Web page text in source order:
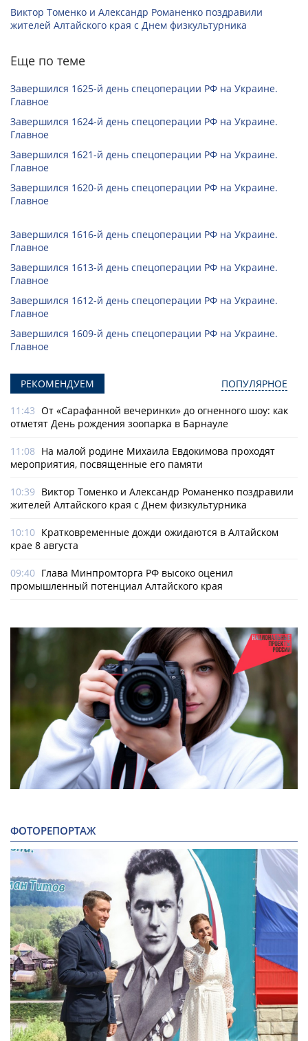
Виктор Томенко и Александр Романенко поздравили
жителей Алтайского края с Днем физкультурника
Еще по теме
Завершился 1625-й день спецоперации РФ на Украине.
Главное
Завершился 1624-й день спецоперации РФ на Украине.
Главное
Завершился 1621-й день спецоперации РФ на Украине.
Главное
Завершился 1620-й день спецоперации РФ на Украине.
Главное
Завершился 1616-й день спецоперации РФ на Украине.
Главное
Завершился 1613-й день спецоперации РФ на Украине.
Главное
Завершился 1612-й день спецоперации РФ на Украине.
Главное
Завершился 1609-й день спецоперации РФ на Украине.
Главное
РЕКОМЕНДУЕМ ПОПУЛЯРНОЕ
11:43 От «Сарафанной вечеринки» до огненного шоу: как
отметят День рождения зоопарка в Барнауле
11:08 На малой родине Михаила Евдокимова проходят
мероприятия, посвященные его памяти
10:39 Виктор Томенко и Александр Романенко поздравили
жителей Алтайского края с Днем физкультурника
10:10 Кратковременные дожди ожидаются в Алтайском
крае 8 августа
09:40 Глава Минпромторга РФ высоко оценил
промышленный потенциал Алтайского края
ФОТОРЕПОРТАЖ